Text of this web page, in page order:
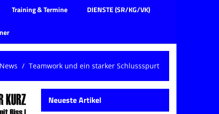
Training & Termine DIENSTE (SR/KG/VK)
News Teamwork und ein starker Schlussspurt
Neueste Artikel